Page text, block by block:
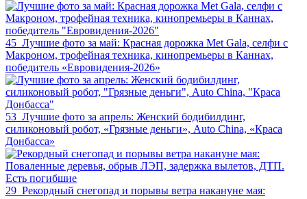
45 Лучшие фото за май: Красная дорожка Met Gala, селфи с
Макроном, трофейная техника, кинопремьеры в Каннах,
победитель «Евровидения-2026»
53 Лучшие фото за апрель: Женский бодибилдинг,
силиконовый робот, «Грязные деньги», Auto China, «Краса
Донбасса»
29 Рекордный снегопад и порывы ветра накануне мая: